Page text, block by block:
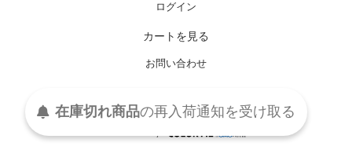
ログイン
カートを見る
お問い合わせ
Copyright(C) 2015-2026 kaneao All Rights Reserved.
在庫切れ商品の再入荷通知を受け取る